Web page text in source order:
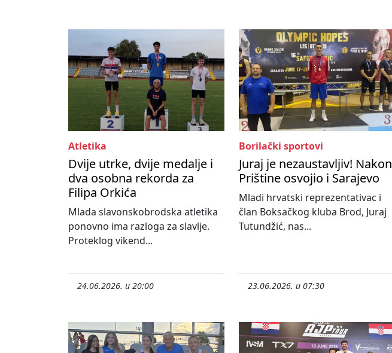
Atletika
Dvije utrke, dvije medalje i
dva osobna rekorda za
Filipa Orkića
Mlada slavonskobrodska atletika
ponovno ima razloga za slavlje.
Proteklog vikend...
24.06.2026. u 20:00
Borilački sportovi
Juraj je nezaustavljiv! Nakon
Prištine osvojio i Sarajevo
Mladi hrvatski reprezentativac i
član Boksačkog kluba Brod, Juraj
Tutundžić, nas...
23.06.2026. u 07:30